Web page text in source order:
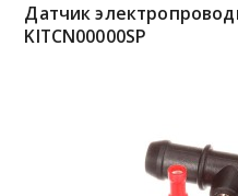
Датчик
KITCN00000SP